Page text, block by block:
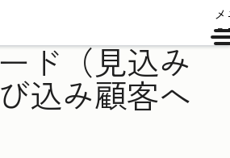
ド（見込み
込み顧客へ